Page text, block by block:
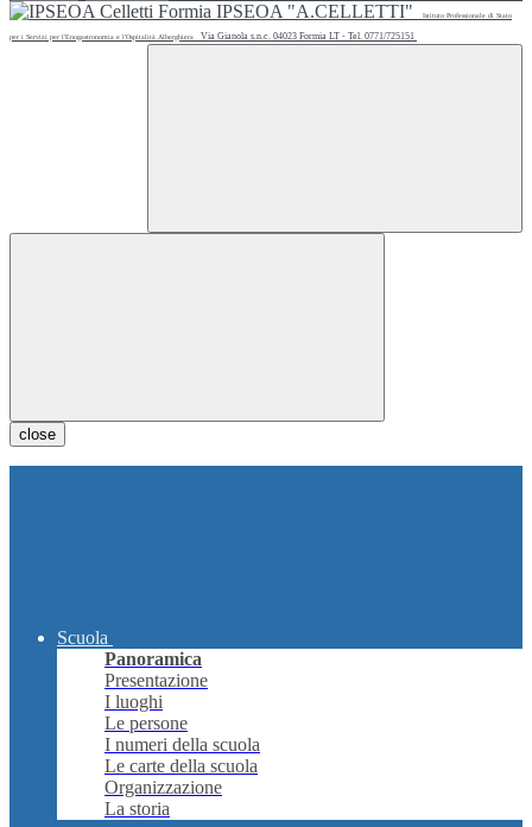
IPSEOA "A.CELLETTI" Istituto Professionale di Stato
per i Servizi per l'Enogastronomia e l'Ospitalità Alberghiera Via Gianola s.n.c. 04023 Formia LT - Tel. 0771/725151
close
Scuola
Panoramica
Presentazione
I luoghi
Le persone
I numeri della scuola
Le carte della scuola
Organizzazione
La storia